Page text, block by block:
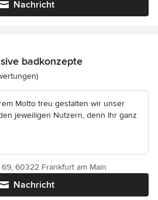
Nachricht
badkonzepte
5 von 5 Sternen
Motto treu gestalten wir unser
jeweiligen Nutzern, denn Ihr ganz
Nachricht
60322 Frankfurt am Main